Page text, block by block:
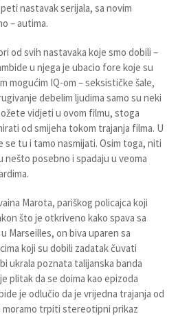
nastavak serijala, sa novim
– autima.
od svih nastavaka koje smo dobili –
u njega je ubacio fore koje su
mogućim IQ-om – seksističke šale,
debelim ljudima samo su neki
vidjeti u ovom filmu, stoga
od smijeha tokom trajanja filma. U
se tu i tamo nasmijati. Osim toga, niti
nešto posebno i spadaju u veoma
Marota, pariškog policajca koji
što je otkriveno kako spava sa
Marseilles, on biva uparen sa
koji su dobili zadatak čuvati
ukrala poznata talijanska banda
plitak da se doima kao epizoda
je odlučio da je vrijedna trajanja od
moramo trpiti stereotipni prikaz